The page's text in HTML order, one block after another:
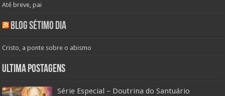
Até breve, pai
Blog Sétimo Dia
Cristo, a ponte sobre o abismo
Ultima Postagens
Série Especial – Doutrina do Santuário